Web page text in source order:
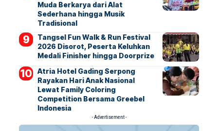
Muda Berkarya dari Alat
Sederhana hingga Musik
Tradisional
Tangsel Fun Walk & Run Festival
2026 Disorot, Peserta Keluhkan
Medali Finisher hingga Doorprize
Atria Hotel Gading Serpong
Rayakan Hari Anak Nasional
Lewat Family Coloring
Competition Bersama Greebel
Indonesia
- Advertisement -